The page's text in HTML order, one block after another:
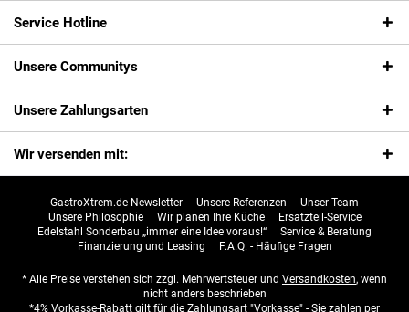
Service Hotline
Unsere Communitys
Unsere Zahlungsarten
Wir versenden mit:
GastroXtrem.de Newsletter Unsere Referenzen
Unser Team
Unsere Philosophie
Wir planen Ihre Küche
Ersatzteil-Service
Edelstahl Sonderbau „immer eine Idee voraus!“
Service & Beratung
Finanzierung und Leasing
F.A.Q. - Häufige Fragen
* Alle Preise verstehen sich zzgl. Mehrwertsteuer und Versandkosten, wenn
nicht anders beschrieben
*4% Vorkasse-Rabatt gilt für die Zahlungsart "Vorkasse" - Sie zahlen per